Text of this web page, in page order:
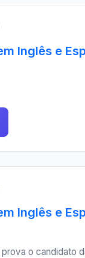
Inglês e
Inglês e
prova o candidato